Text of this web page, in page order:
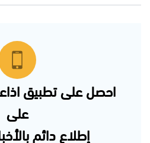
احصل على تطبيق
على
إطلاع دائم